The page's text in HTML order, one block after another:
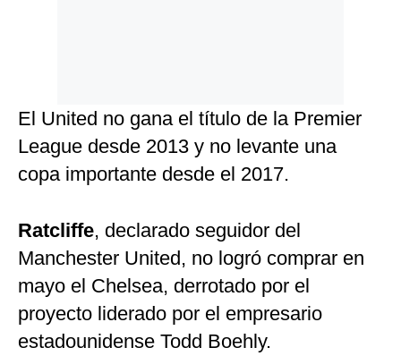
El United no gana el título de la Premier
League desde 2013 y no levante una
copa importante desde el 2017.
Ratcliffe, declarado seguidor del
Manchester United, no logró comprar en
mayo el Chelsea, derrotado por el
proyecto liderado por el empresario
estadounidense Todd Boehly.